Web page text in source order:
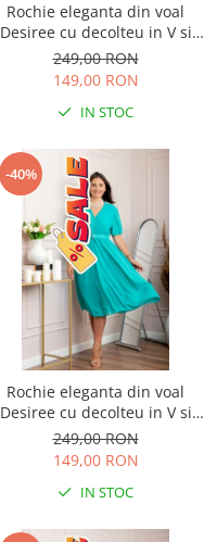
Rochie eleganta din voal
Desiree cu decolteu in V si
curea - Verde smarald
249,00 RON
149,00 RON
IN STOC
-40%
Rochie eleganta din voal
Desiree cu decolteu in V si
curea - Turcoaz aqua
249,00 RON
149,00 RON
IN STOC